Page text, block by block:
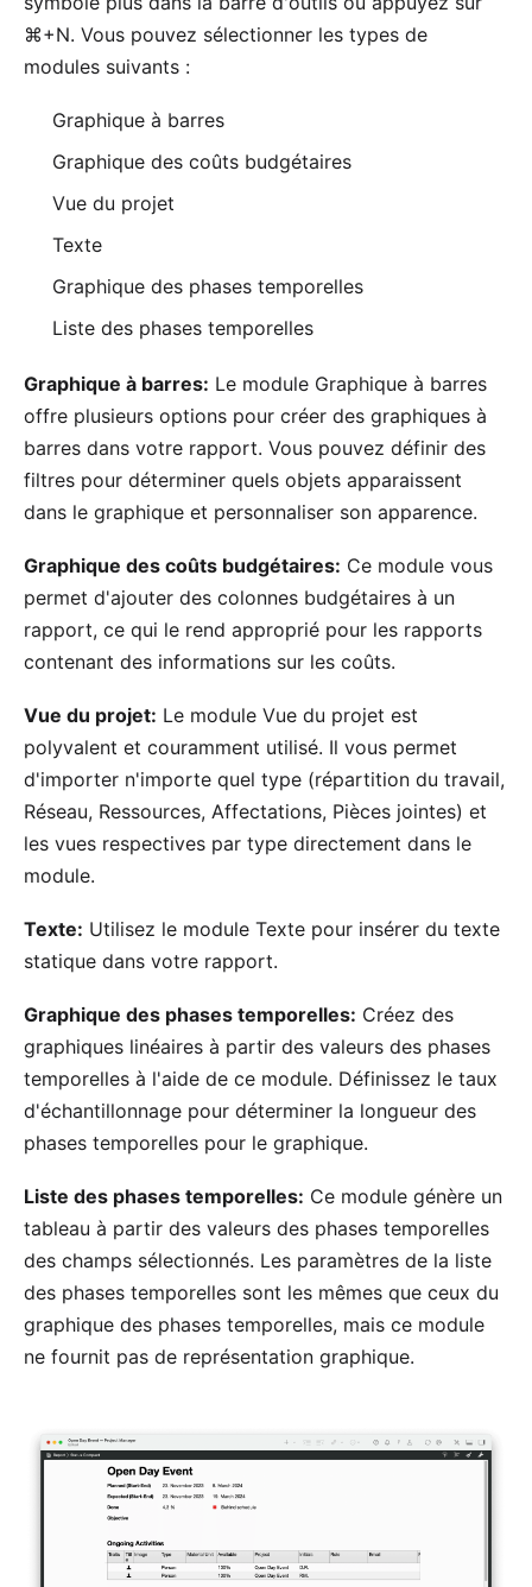
⌘+N. Vous pouvez sélectionner les types de
modules suivants :
Graphique à barres
Graphique des coûts budgétaires
Vue du projet
Texte
Graphique des phases temporelles
Liste des phases temporelles
Graphique à barres: Le module Graphique à barres
offre plusieurs options pour créer des graphiques à
barres dans votre rapport. Vous pouvez définir des
filtres pour déterminer quels objets apparaissent
dans le graphique et personnaliser son apparence.
Graphique des coûts budgétaires: Ce module vous
permet d'ajouter des colonnes budgétaires à un
rapport, ce qui le rend approprié pour les rapports
contenant des informations sur les coûts.
Vue du projet: Le module Vue du projet est
polyvalent et couramment utilisé. Il vous permet
d'importer n'importe quel type (répartition du travail,
Réseau, Ressources, Affectations, Pièces jointes) et
les vues respectives par type directement dans le
module.
Texte: Utilisez le module Texte pour insérer du texte
statique dans votre rapport.
Graphique des phases temporelles: Créez des
graphiques linéaires à partir des valeurs des phases
temporelles à l'aide de ce module. Définissez le taux
d'échantillonnage pour déterminer la longueur des
phases temporelles pour le graphique.
Liste des phases temporelles: Ce module génère un
tableau à partir des valeurs des phases temporelles
des champs sélectionnés. Les paramètres de la liste
des phases temporelles sont les mêmes que ceux du
graphique des phases temporelles, mais ce module
ne fournit pas de représentation graphique.